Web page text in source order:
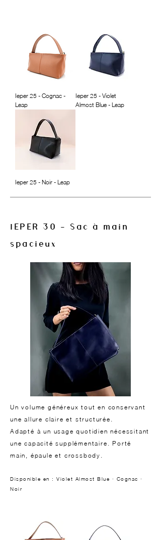
Ieper 25 - Cognac -
Leap
Ieper 25 - Violet
Almost Blue - Leap
Ieper 25 - Noir - Leap
IEPER 30 - Sac à main
spacieux
Un volume généreux tout en conservant
une allure claire et structurée.
Adapté à un usage quotidien nécessitant
une capacité supplémentaire. Porté
main, épaule et crossbody.
Disponible en : Violet Almost Blue · Cognac ·
Noir